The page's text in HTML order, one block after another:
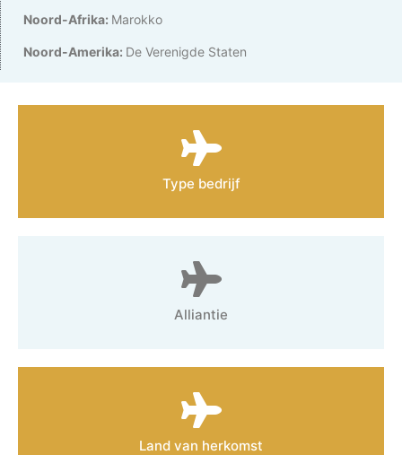
Noord-Afrika: Marokko
Noord-Amerika: De Verenigde Staten
Type bedrijf
Alliantie
Land van herkomst